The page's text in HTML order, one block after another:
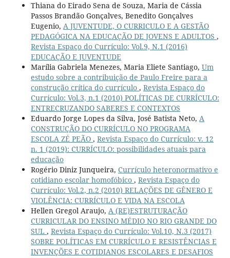
Thiana do Eirado Sena de Souza, Maria de Cássia
Passos Brandão Gonçalves, Benedito Gonçalves
Eugenio, A JUVENTUDE, O CURRICULO E A GESTÃO
PEDAGÓGICA NA EDUCAÇÃO DE JOVENS E ADULTOS ,
Revista Espaço do Currículo: Vol.9, N.1 (2016)
EDUCAÇÃO E JUVENTUDE
Marília Gabriela Menezes, Maria Eliete Santiago, Um
estudo sobre a contribuição de Paulo Freire para a
construção crítica do currículo , Revista Espaço do
Currículo: Vol.3, n.1 (2010) POLÍTICAS DE CURRÍCULO:
ENTRECRUZANDO SABERES E CONTEXTOS
Eduardo Jorge Lopes da Silva, José Batista Neto, A
CONSTRUÇÃO DO CURRÍCULO NO PROGRAMA
ESCOLA ZÉ PEÃO , Revista Espaço do Currículo: v. 12
n. 1 (2019): CURRÍCULO: possibilidades atuais para
educação
Rogério Diniz Junqueira, Currículo heteronormativo e
cotidiano escolar homofóbico , Revista Espaço do
Currículo: Vol.2, n.2 (2010) RELAÇÕES DE GÊNERO E
VIOLÊNCIA: CURRÍCULO E VIDA NA ESCOLA
Hellen Gregol Araujo, A (RE)ESTRUTURAÇÃO
CURRICULAR DO ENSINO MÉDIO NO RIO GRANDE DO
SUL , Revista Espaço do Currículo: Vol.10, N.3 (2017)
SOBRE POLÍTICAS EM CURRÍCULO E RESISTÊNCIAS E
INVENÇÕES E COTIDIANOS ESCOLARES E DESAFIOS